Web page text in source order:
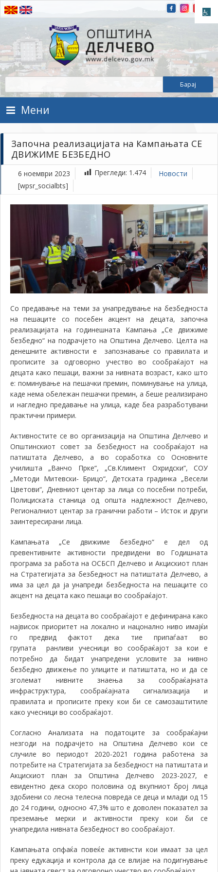
Прескокнете на содржината
Општина Делчево
Општина Делчево
Мени
Започна реализацијата на Кампањата СЕ
ДВИЖИМЕ БЕЗБЕДНО
6 ноември 2023 Прегледи: 1.474
Новости
[wpsr_socialbts]
Со предавање на теми за унапредување на безбедноста
на пешаците со посебен акцент на децата, започна
реализацијата на годинешната Кампања „Се движиме
безбедно“ на подрачјето на Општина Делчево. Целта на
денешните активности е запознавање со правилата и
прописите за одговорно учество во сообраќајот на
децата како пешаци, важни за нивната возраст, како што
е: поминување на пешачки премин, поминување на улица,
каде нема обележан пешачки премин, а беше реализирано
и нагледно предавање на улица, каде беа разработувани
практични примери.
Активностите се во организација на Општина Делчево и
Општинскиот совет за безбедност на сообраќајот на
патиштата Делчево, а во соработка со Основните
училишта „Ванчо Прке“, „Св.Климент Охридски“, СОУ
„Методи Митевски- Брицо“, Детската градинка „Весели
Цветови“, Дневниот центар за лица со посебни потреби,
Полициската станица од општа надлежност Делчево,
Регионалниот центар за гранични работи – Исток и други
заинтересирани лица.
Кампањата „Се движиме безбедно“ е дел од
превентивните активности предвидени во Годишната
програма за работа на ОСБСП Делчево и Акцискиот план
на Стратегијата за безбедност на патиштата Делчево, а
има за цел да ја унапреди безбедноста на пешаците со
акцент на децата како пешаци во сообраќајот.
Безбедноста на децата во сообраќајот е дефинирана како
највисок приоритет на локално и нацонално ниво имајќи
го предвид фактот дека тие припаѓаат во
групата ранливи учесници во сообраќајот за кои е
потребно да бидат унапредени условите за нивно
безбедно движење по улиците и патиштата, но и да се
зголемат нивните знаења за сообраќајната
инфраструктура, сообраќајната сигнализација и
правилата и прописите преку кои би се самозаштитиле
како учесници во сообраќајот.
Согласно Анализата на податоците за сообраќајни
незгоди на подрачјето на Општина Делчево кои се
случиле во периодот 2020-2021 година работена за
потребите на Стратегијата за безбедност на патиштата и
Акцискиот план за Општина Делчево 2023-2027, е
евидентно дека скоро половина од вкупниот број лица
здобиени со лесна телесна повреда се деца и млади од 15
до 24 години, односно 47,3% што е доволен показател за
преземање мерки и активности преку кои би се
унапредила нивната безбедност во сообраќајот.
Кампањата опфаќа повеќе активнсти кои имаат за цел
преку едукација и контрола да се влијае на подигнување